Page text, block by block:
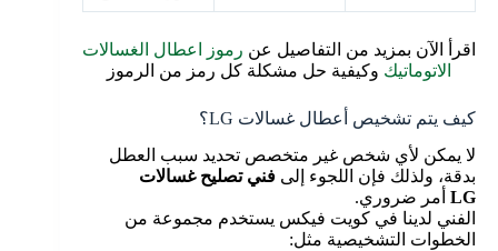
اقرأ الآن بمزيد من التفاصيل عن رموز اعطال الغسالات
الاتوماتيك وكيفية حل مشكلة كل رمز من الرموز
كيف يتم تشخيص أعطال غسالات LG؟
لا يمكن لأي شخص غير متخصص تحديد سبب العطل
بدقة، ولذلك فإن اللجوء إلى فني تصليح غسالات
LG أمر ضروري.
الفني لدينا في كويت فيكس يستخدم مجموعة من
الخطوات التشخيصية مثل: